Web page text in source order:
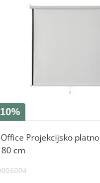
Projekcijsko
cm